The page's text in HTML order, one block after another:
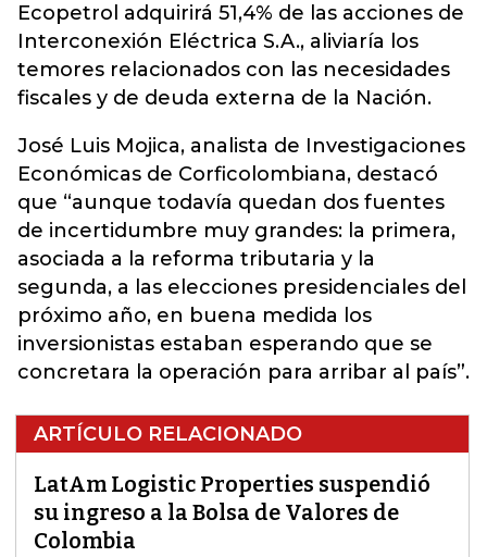
Ecopetrol adquirirá 51,4% de las acciones de
Interconexión Eléctrica S.A., aliviaría los
temores relacionados con las necesidades
fiscales y de deuda externa de la Nación.
José Luis Mojica, analista de Investigaciones
Económicas de Corficolombiana, destacó
que “aunque todavía quedan dos fuentes
de incertidumbre muy grandes: la primera,
asociada a la reforma tributaria y la
segunda, a las elecciones presidenciales del
próximo año, en buena medida los
inversionistas estaban esperando que se
concretara la operación para arribar al país”.
ARTÍCULO RELACIONADO
LatAm Logistic Properties suspendió
su ingreso a la Bolsa de Valores de
Colombia